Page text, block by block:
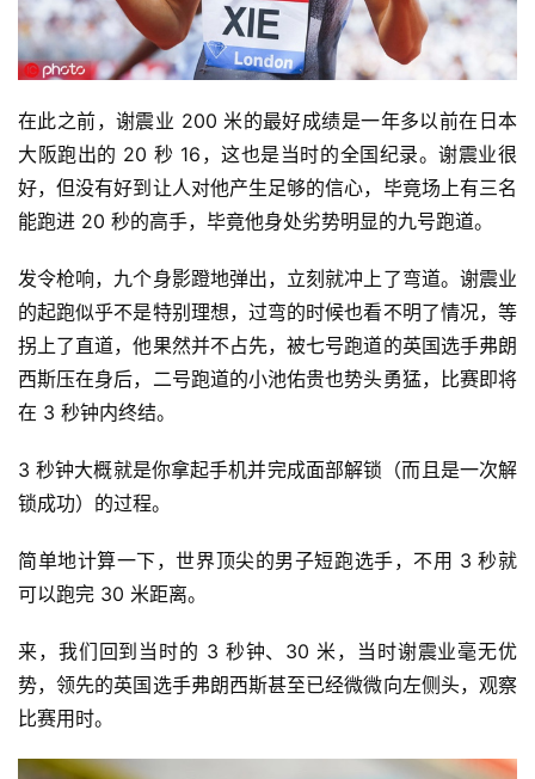
在此之前，谢震业 200 米的最好成绩是一年多以前在日本
大阪跑出的 20 秒 16，这也是当时的全国纪录。谢震业很
好，但没有好到让人对他产生足够的信心，毕竟场上有三名
能跑进 20 秒的高手，毕竟他身处劣势明显的九号跑道。
发令枪响，九个身影蹬地弹出，立刻就冲上了弯道。谢震业
的起跑似乎不是特别理想，过弯的时候也看不明了情况，等
拐上了直道，他果然并不占先，被七号跑道的英国选手弗朗
西斯压在身后，二号跑道的小池佑贵也势头勇猛，比赛即将
在 3 秒钟内终结。
3 秒钟大概就是你拿起手机并完成面部解锁（而且是一次解
锁成功）的过程。
简单地计算一下，世界顶尖的男子短跑选手，不用 3 秒就
可以跑完 30 米距离。
来，我们回到当时的 3 秒钟、30 米，当时谢震业毫无优
势，领先的英国选手弗朗西斯甚至已经微微向左侧头，观察
比赛用时。